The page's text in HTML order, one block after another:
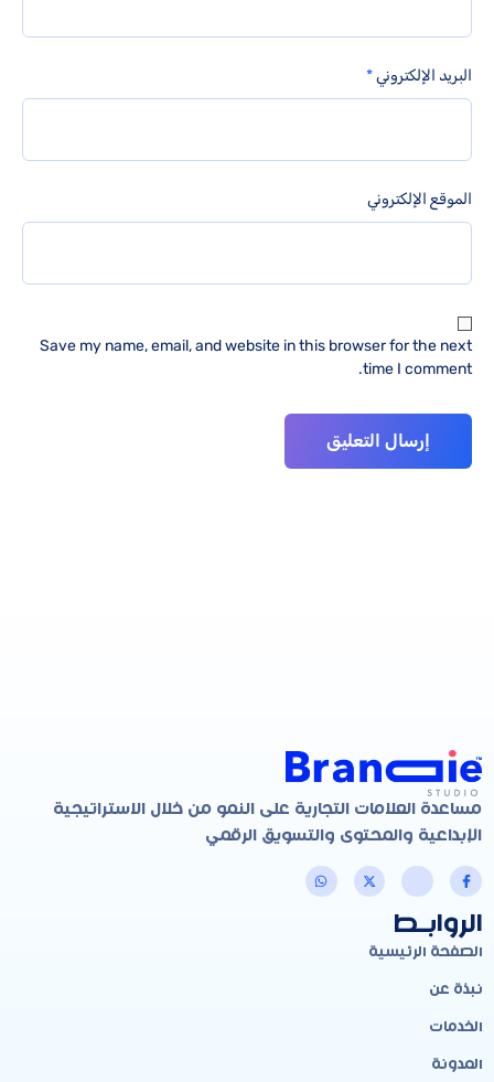
البريد الإلكتروني*
الموقع الإلكتروني
Save my name, email, and website in this browser for the next
time I comment.
مساعدة العلامات التجارية على النمو من خلال الاستراتيجية
الإبداعية والمحتوى والتسويق الرقمي
الروابـط
الصفحة الرئيسية
نبذة عن
الخدمات
المدونة